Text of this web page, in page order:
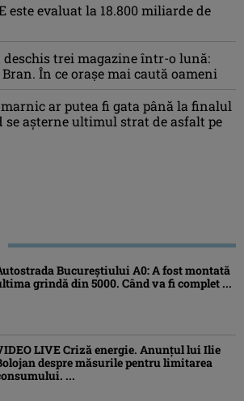
este evaluat la 18.800 miliarde de
deschis trei magazine într-o lună:
În ce orașe mai caută oameni
ar putea fi gata până la finalul
se așterne ultimul strat de asfalt pe
Bucureștiului A0: A fost montată
grindă din 5000. Când va fi complet ...
LIVE Criză energie. Anunțul lui Ilie
despre măsurile pentru limitarea
...